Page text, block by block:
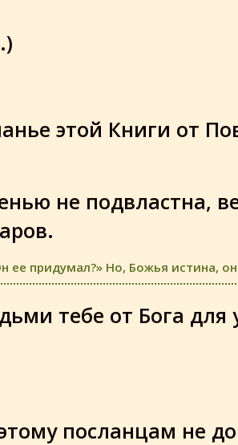
этой Книги от
не подвластна,
ее придумал?» Но, Божья истина,
тебе от Бога для
посланцам не